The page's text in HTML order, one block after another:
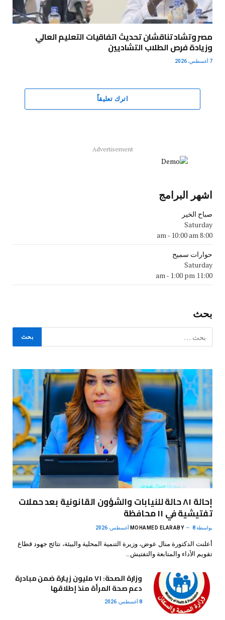
مصر وتشاد تناقشان تحديث اتفاقيات التعليم العالي
وزيادة فرص الطلاب التشاديين
7 أغسطس، 2026
اترك تعليقاً
Advertisement
اشهر البرامج
صباح الخير
Saturday
8:00 am
- 10:00 am
حوارات سميح
Saturday
11:00 am
- 1:00 pm
بحث
إحالة ٨١ حالة للنيابات والشؤون القانونية بعد حملات
تفتيشية في ١١ محافظة
بواسطة MOHAMED ELARABY 8 أغسطس، 2026
أعلنت الدكتورة منال عوض، وزيرة التنمية المحلية والبيئة، نتائج جهود قطاع
تقويم الأداء والمتابعة والتفتيش…
وزارة الصحة: ٧١ مليون زيارة ضمن مبادرة
دعم صحة المرأة منذ إطلاقها
8 أغسطس، 2026